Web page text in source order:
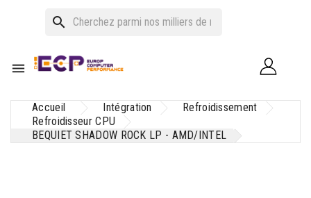
search

Accueil Intégration
Refroidissement
Refroidisseur CPU
BEQUIET SHADOW ROCK LP - AMD/INTEL